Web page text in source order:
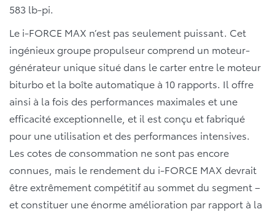
583 lb-pi.
Le i-FORCE MAX n’est pas seulement puissant. Cet
ingénieux groupe propulseur comprend un moteur-
générateur unique situé dans le carter entre le moteur
biturbo et la boîte automatique à 10 rapports. Il offre
ainsi à la fois des performances maximales et une
efficacité exceptionnelle, et il est conçu et fabriqué
pour une utilisation et des performances intensives.
Les cotes de consommation ne sont pas encore
connues, mais le rendement du i-FORCE MAX devrait
être extrêmement compétitif au sommet du segment –
et constituer une énorme amélioration par rapport à la